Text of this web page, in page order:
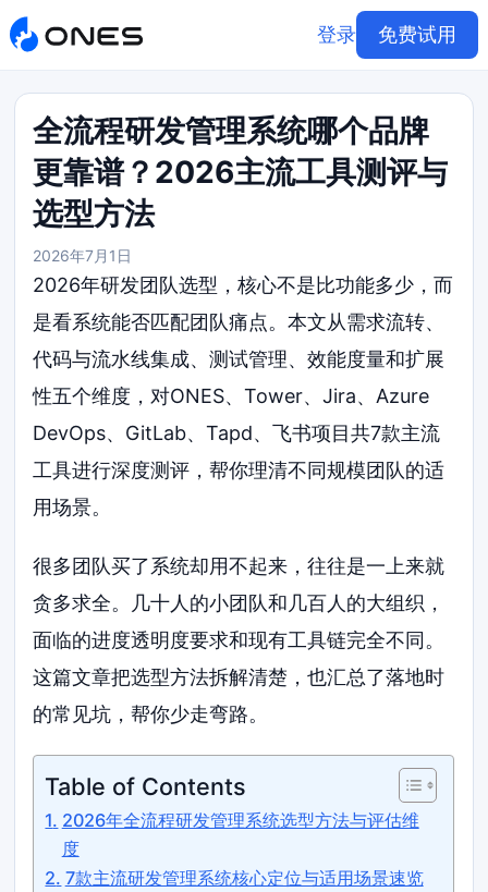
登录 免费试用
全流程研发管理系统哪个品牌
更靠谱？2026主流工具测评与
选型方法
2026年7月1日
2026年研发团队选型，核心不是比功能多少，而
是看系统能否匹配团队痛点。本文从需求流转、
代码与流水线集成、测试管理、效能度量和扩展
性五个维度，对ONES、Tower、Jira、Azure
DevOps、GitLab、Tapd、飞书项目共7款主流
工具进行深度测评，帮你理清不同规模团队的适
用场景。
很多团队买了系统却用不起来，往往是一上来就
贪多求全。几十人的小团队和几百人的大组织，
面临的进度透明度要求和现有工具链完全不同。
这篇文章把选型方法拆解清楚，也汇总了落地时
的常见坑，帮你少走弯路。
Table of Contents
2026年全流程研发管理系统选型方法与评估维
度
7款主流研发管理系统核心定位与适用场景速览